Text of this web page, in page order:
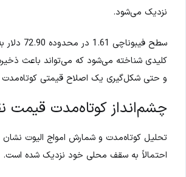
نزدیک می‌شود.
سطح فیبوناچی
کلیدی شناخته می‌شود که می‌تواند باعث
و حتی شکل‌گیری یک اصلاح قیمتی
چشم‌انداز کوتاه‌مدت قیمت
تحلیل کوتاه‌مدت و شمارش امواج الیوت
احتمالاً به سقف محلی خود نزدیک شده است.